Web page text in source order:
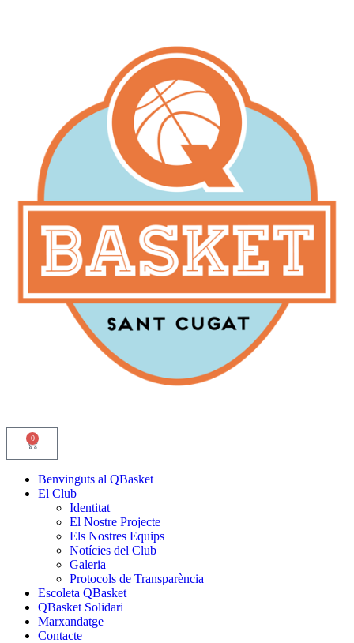
0
Benvinguts al QBasket
El Club
Identitat
El Nostre Projecte
Els Nostres Equips
Notícies del Club
Galeria
Protocols de Transparència
Escoleta QBasket
QBasket Solidari
Marxandatge
Contacte